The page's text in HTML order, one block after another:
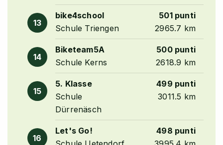
13
bike4school
501 punti
Schule Triengen
2965.7 km
14
Biketeam5A
500 punti
Schule Kerns
2618.9 km
15
5. Klasse
499 punti
Schule
Dürrenäsch
3011.5 km
16
Let's Go!
498 punti